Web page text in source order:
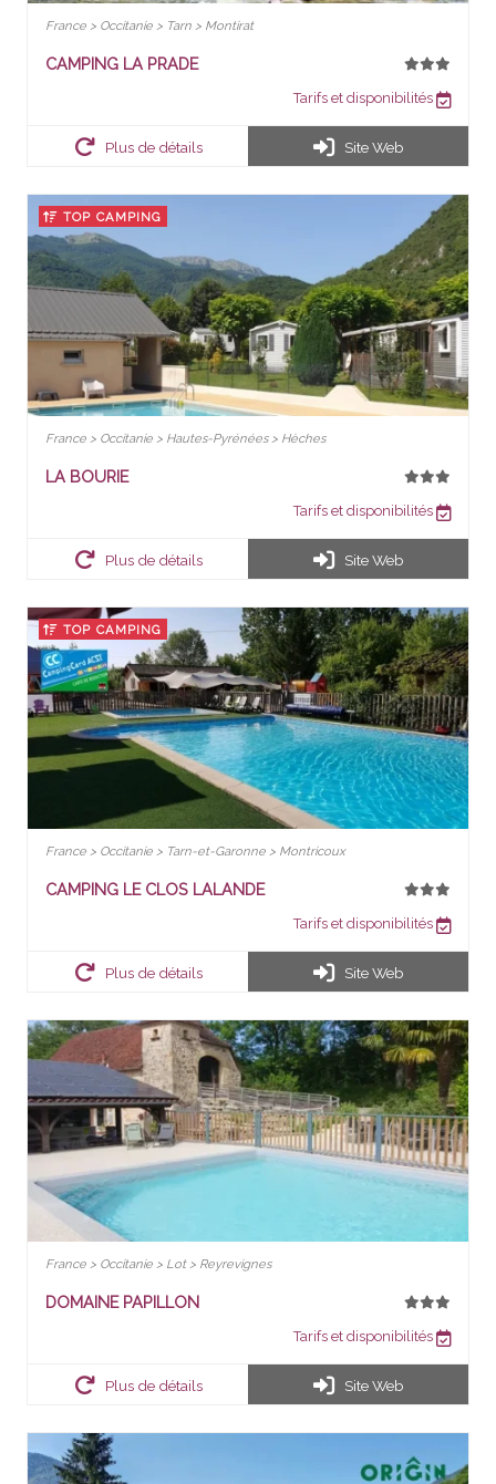
France > Occitanie > Tarn > Montirat
CAMPING LA PRADE
Tarifs et disponibilités
Plus de détails Site Web
TOP CAMPING
France > Occitanie > Hautes-Pyrénées > Hèches
LA BOURIE
Tarifs et disponibilités
Plus de détails Site Web
TOP CAMPING
France > Occitanie > Tarn-et-Garonne > Montricoux
CAMPING LE CLOS LALANDE
Tarifs et disponibilités
Plus de détails Site Web
France > Occitanie > Lot > Reyrevignes
DOMAINE PAPILLON
Tarifs et disponibilités
Plus de détails Site Web